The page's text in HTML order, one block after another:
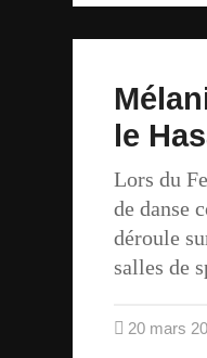
le
Lors du
de danse
déroule
salles de
20 mars